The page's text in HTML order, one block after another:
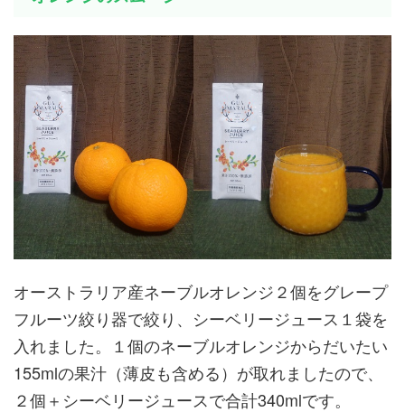
オーストラリア産ネーブルオレンジ２個をグレープ
フルーツ絞り器で絞り、シーベリージュース１袋を
入れました。１個のネーブルオレンジからだいたい
155mlの果汁（薄皮も含める）が取れましたので、
２個＋シーベリージュースで合計340mlです。